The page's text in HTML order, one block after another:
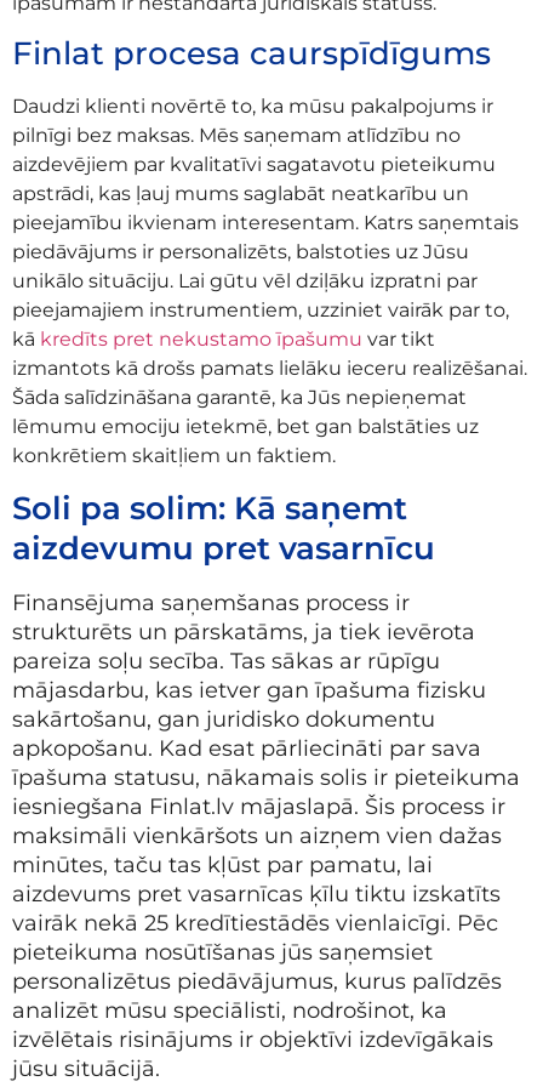
Finlat procesa caurspīdīgums
Daudzi klienti novērtē to, ka mūsu pakalpojums ir
pilnīgi bez maksas. Mēs saņemam atlīdzību no
aizdevējiem par kvalitatīvi sagatavotu pieteikumu
apstrādi, kas ļauj mums saglabāt neatkarību un
pieejamību ikvienam interesentam. Katrs saņemtais
piedāvājums ir personalizēts, balstoties uz Jūsu
unikālo situāciju. Lai gūtu vēl dziļāku izpratni par
pieejamajiem instrumentiem, uzziniet vairāk par to,
kā kredīts pret nekustamo īpašumu var tikt
izmantots kā drošs pamats lielāku ieceru realizēšanai.
Šāda salīdzināšana garantē, ka Jūs nepieņemat
lēmumu emociju ietekmē, bet gan balstāties uz
konkrētiem skaitļiem un faktiem.
Soli pa solim: Kā saņemt
aizdevumu pret vasarnīcu
Finansējuma saņemšanas process ir
strukturēts un pārskatāms, ja tiek ievērota
pareiza soļu secība. Tas sākas ar rūpīgu
mājasdarbu, kas ietver gan īpašuma fizisku
sakārtošanu, gan juridisko dokumentu
apkopošanu. Kad esat pārliecināti par sava
īpašuma statusu, nākamais solis ir pieteikuma
iesniegšana Finlat.lv mājaslapā. Šis process ir
maksimāli vienkāršots un aizņem vien dažas
minūtes, taču tas kļūst par pamatu, lai
aizdevums pret vasarnīcas ķīlu tiktu izskatīts
vairāk nekā 25 kredītiestādēs vienlaicīgi. Pēc
pieteikuma nosūtīšanas jūs saņemsiet
personalizētus piedāvājumus, kurus palīdzēs
analizēt mūsu speciālisti, nodrošinot, ka
izvēlētais risinājums ir objektīvi izdevīgākais
jūsu situācijā.